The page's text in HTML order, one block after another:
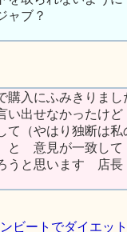
ャブ？
入にふみきりまし
出せなかったけど
（やはり独断は
意見が一致して
うと思います 店
ビートでダイエット